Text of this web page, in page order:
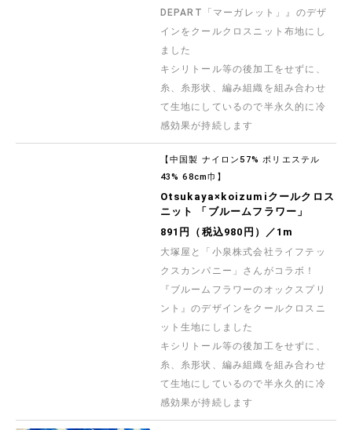
DEPART「マーガレット」』のデザ
インをクールクロスニット布地にし
ました
キシリトール等の後加工をせずに、
糸、糸形状、編み組織を組み合わせ
て生地にしているので半永久的に冷
感効果が持続します
【中国製 ナイロン57% ポリエステル
43% 68cm巾】
Otsukaya×koizumiクールクロス
ニット 「ブルームフラワー」
891円（税込980円）／1m
大塚屋と「小泉株式会社ライフテッ
クスカンパニー」さんがコラボ！
『ブルームフラワーのオックスプリ
ント』のデザインをクールクロスニ
ット生地にしました
キシリトール等の後加工をせずに、
糸、糸形状、編み組織を組み合わせ
て生地にしているので半永久的に冷
感効果が持続します